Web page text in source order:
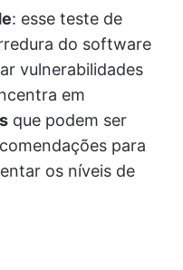
: esse teste de
do software
vulnerabilidades
em
que podem ser
para
os níveis de